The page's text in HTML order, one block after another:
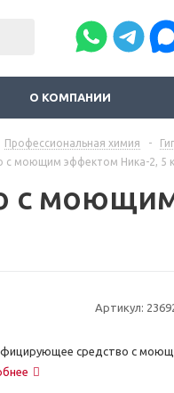
О КОМПАНИИ
Профессиональная химия -
с моющим эффектом Ника-2, 5
с
Артикул:
средство с